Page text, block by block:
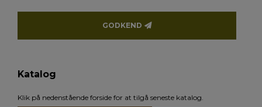
GODKEND
Katalog
Klik på nedenstående forside for at tilgå seneste katalog.